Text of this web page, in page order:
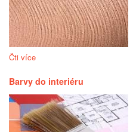
Čti více
Barvy do interiéru